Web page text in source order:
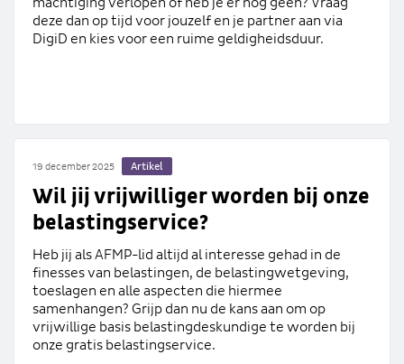
deze dan op tijd voor jouzelf en je partner aan via
DigiD en kies voor een ruime geldigheidsduur.
19 december 2025 Artikel
Wil jij vrijwilliger worden bij onze
belastingservice?
Heb jij als AFMP-lid altijd al interesse gehad in de
finesses van belastingen, de belastingwetgeving,
toeslagen en alle aspecten die hiermee
samenhangen? Grijp dan nu de kans aan om op
vrijwillige basis belastingdeskundige te worden bij
onze gratis belastingservice.